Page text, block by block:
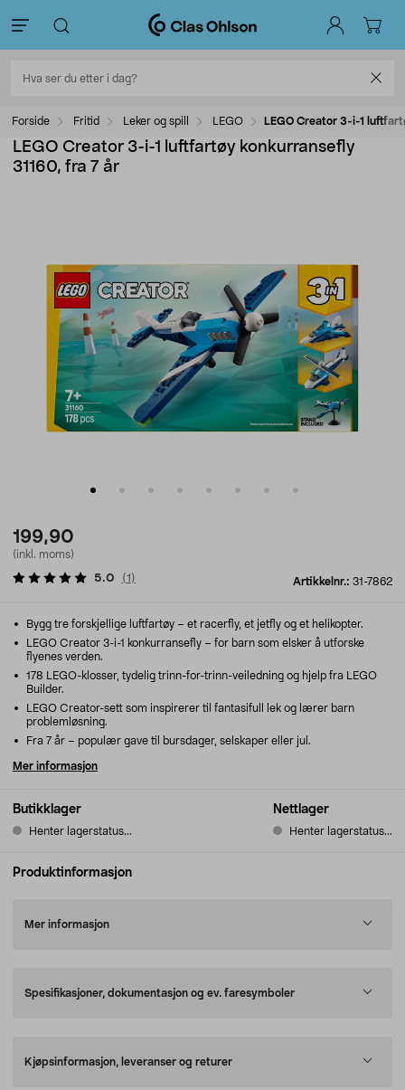
Forside Fritid Leker og spill LEGO LEGO Creator 3-i-1
LEGO Creator 3-i-1 luftfartøy konkurransefly
31160, fra 7 år
199,90
(inkl. moms)
Artikkelnr.: 31-7862
5.0 (1 )
Butikklager
Henter lagerstatus...
Nettlager
Henter lagerstatus...
Bygg tre forskjellige luftfartøy – et racerfly, et jetfly og et helikopter.
LEGO Creator 3-i-1 konkurransefly – for barn som elsker å utforske
flyenes verden.
178 LEGO-klosser, tydelig trinn-for-trinn-veiledning og hjelp fra LEGO
Builder.
LEGO Creator-sett som inspirerer til fantasifull lek og lærer barn
problemløsning.
Fra 7 år – populær gave til bursdager, selskaper eller jul.
Mer informasjon
Produktinformasjon
Mer informasjon
Spesifikasjoner, dokumentasjon og ev. faresymboler
Kjøpsinformasjon, leveranser og returer